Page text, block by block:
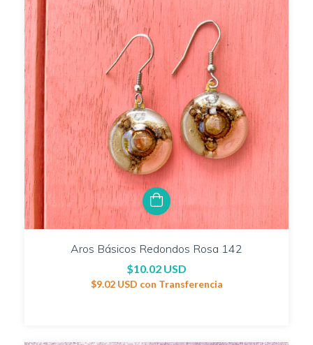
Aros Básicos Redondos Rosa 142
$10.02 USD
$9.02 USD con Transferencia